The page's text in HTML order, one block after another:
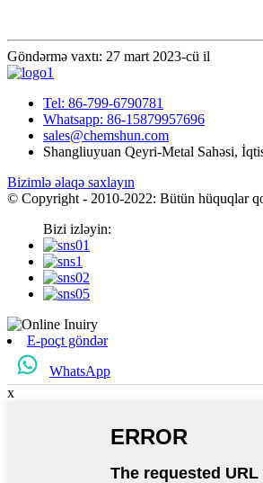
Göndərmə vaxtı: 27 mart 2023-cü il
Tel: 86-799-6790781
Whatsapp: 86-15879957696
sales@chemshun.com
Shangliuyuan Qeyri-Metal Sahəsi,
Bizimlə əlaqə saxlayın
© Copyright - 2010-2022: Bütün hüquqlar
Bizi izləyin:
E-poçt göndər
WhatsApp
x